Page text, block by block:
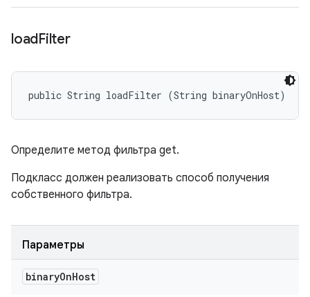
loadFilter
public String loadFilter (String binaryOnHost)
Определите метод фильтра get.
Подкласс должен реализовать способ получения
собственного фильтра.
Параметры
binaryOnHost